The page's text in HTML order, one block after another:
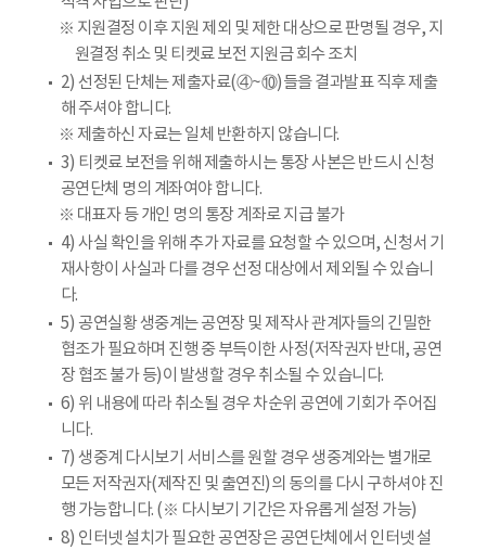
※ 지원결정 이후 지원 제외 및 제한 대상으로 판명될 경우, 지
원결정 취소 및 티켓료 보전 지원금 회수 조치
2) 선정된 단체는 제출자료(④~⑩)들을 결과발표 직후 제출
해 주셔야 합니다.
※ 제출하신 자료는 일체 반환하지 않습니다.
3) 티켓료 보전을 위해 제출하시는 통장 사본은 반드시 신청
공연단체 명의 계좌여야 합니다.
※ 대표자 등 개인 명의 통장 계좌로 지급 불가
4) 사실 확인을 위해 추가 자료를 요청할 수 있으며, 신청서 기
재사항이 사실과 다를 경우 선정 대상에서 제외될 수 있습니
다.
5) 공연실황 생중계는 공연장 및 제작사 관계자들의 긴밀한
협조가 필요하며 진행 중 부득이한 사정(저작권자 반대, 공연
장 협조 불가 등)이 발생할 경우 취소될 수 있습니다.
6) 위 내용에 따라 취소될 경우 차순위 공연에 기회가 주어집
니다.
7) 생중계 다시보기 서비스를 원할 경우 생중계와는 별개로
모든 저작권자(제작진 및 출연진)의 동의를 다시 구하셔야 진
행 가능합니다. (※ 다시보기 기간은 자유롭게 설정 가능)
8) 인터넷 설치가 필요한 공연장은 공연단체에서 인터넷 설